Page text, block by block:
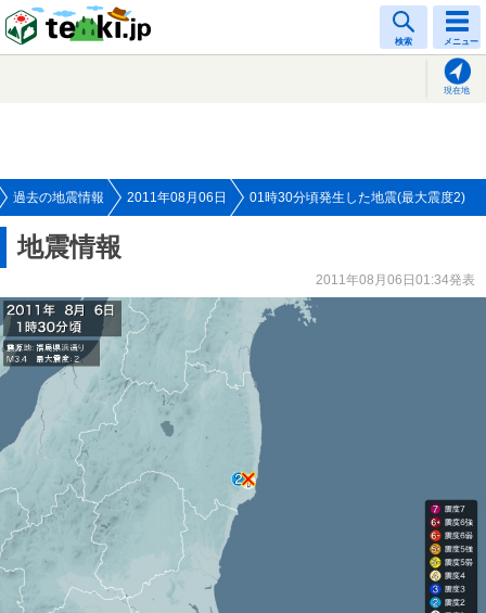
検索 メニュー
現在地
過去の地震情報 2011年08月06日 01時30分頃発生した地震(最大震度2)
地震情報
2011年08月06日01:34発表